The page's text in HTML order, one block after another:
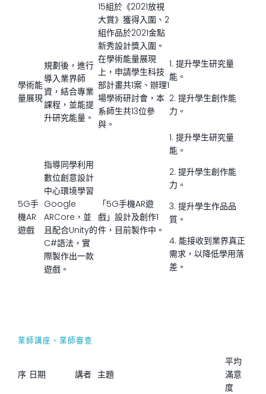
15組於《2021放視
大賞》獲得入圍、2
組作品於2021金點
新秀設計獎入圍。
學術能
量展現
規劃後，進行
導入業界師
資，結合專業
課程，並能提
升研究能量。
在學術能量展現
上，申請學生科技
部計畫共1案、辦理1
場學術研討會，本
系師生共13位參
與。
1. 提升學生研究量
能。
2. 提升學生創作能
力。
5G手
機AR
遊戲
指導同學利用
數位創意設計
中心環境學習
Google
ARCore，並
且配合Unity的
C#語法，實
際製作出一款
遊戲。
「5G手機AR遊
戲」設計及創作1
件，目前製作中。
1. 提升學生研究量
能。
2. 提升學生創作能
力。
3. 提升學生作品品
質。
4. 能接收到業界真正
需求，以降低學用落
差。
業師講座、業師審查
序 日期 講者 主題
平均
滿意
度